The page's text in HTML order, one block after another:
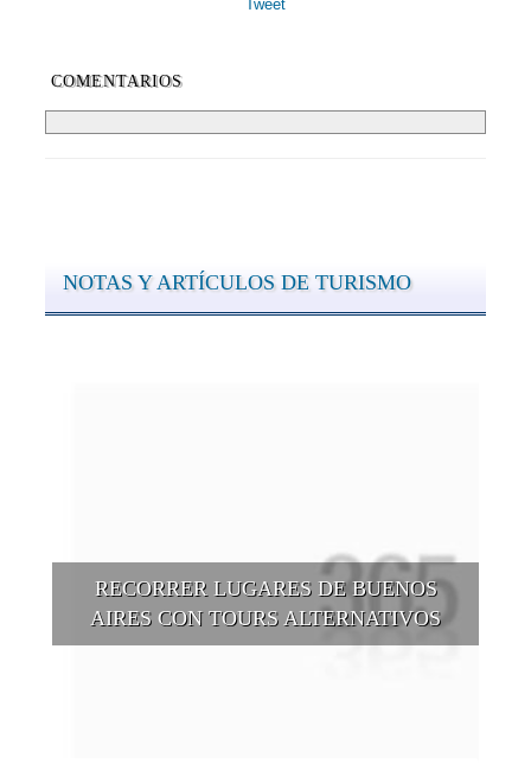
Tweet
COMENTARIOS
NOTAS Y ARTÍCULOS DE TURISMO
RECORRER LUGARES DE BUENOS
AIRES CON TOURS ALTERNATIVOS